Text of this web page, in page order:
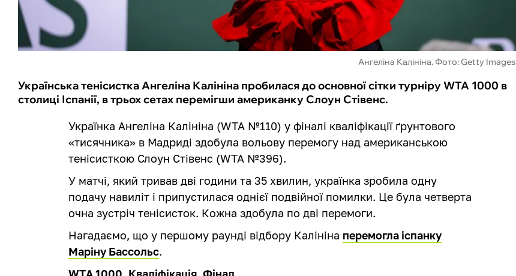
Ангеліна Калініна. Фото: Getty Images
Українська тенісистка Ангеліна Калініна пробилася до основної сітки турніру WTA 1000 в
столиці Іспанії, в трьох сетах перемігши американку Слоун Стівенс.
Українка Ангеліна Калініна (WTA №110) у фіналі кваліфікації ґрунтового
«тисячника» в Мадриді здобула вольову перемогу над американською
тенісисткою Слоун Стівенс (WTA №396).
У матчі, який тривав дві години та 35 хвилин, українка зробила одну
подачу навиліт і припустилася однієї подвійної помилки. Це була четверта
очна зустріч тенісисток. Кожна здобула по дві перемоги.
Нагадаємо, що у першому раунді відбору Калініна перемогла іспанку
Маріну Бассольс.